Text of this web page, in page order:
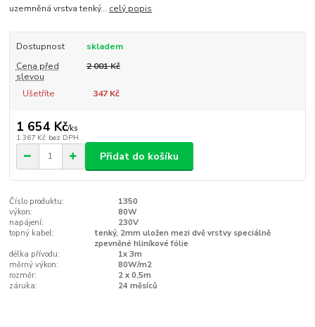
uzemněná vrstva tenký... celý popis
Dostupnost
skladem
Cena před
slevou
2 001 Kč
Ušetříte 347 Kč
1 654 Kč/ks
1 367 Kč bez DPH
Přidat do košíku
Číslo produktu:
1350
výkon:
80W
napájení:
230V
topný kabel:
tenký, 2mm uložen mezi dvě vrstvy speciálně
zpevněné hliníkové fólie
délka přívodu:
1x 3m
měrný výkon:
80W/m2
rozměr:
2 x 0,5m
záruka:
24 měsíců